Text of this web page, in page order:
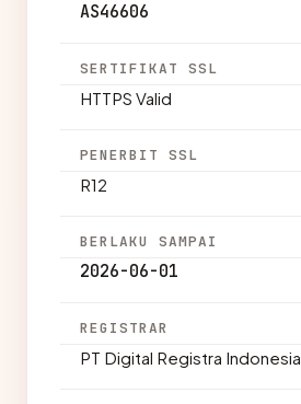
AS46606
SERTIFIKAT SSL
HTTPS Valid
PENERBIT SSL
R12
BERLAKU SAMPAI
2026-06-01
REGISTRAR
PT Digital Registra Indonesia